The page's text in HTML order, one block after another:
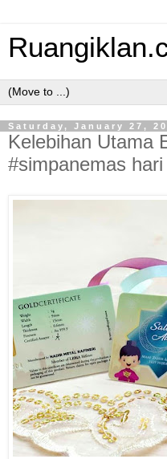
Saturday, January 27,
Kelebihan Utama
#simpanemas